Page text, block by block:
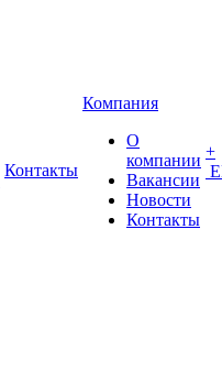
Контакты
Компания
О
компании
Вакансии
Новости
Контакты
+